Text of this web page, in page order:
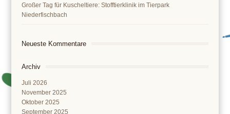
Großer Tag für Kuscheltiere: Stofftierklinik im Tierpark
Niederfischbach
Neueste Kommentare
Archiv
Juli 2026
November 2025
Oktober 2025
September 2025